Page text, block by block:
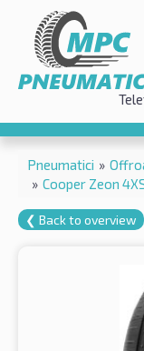
Pneumatici »
» Cooper Zeon
❮ Back to overview